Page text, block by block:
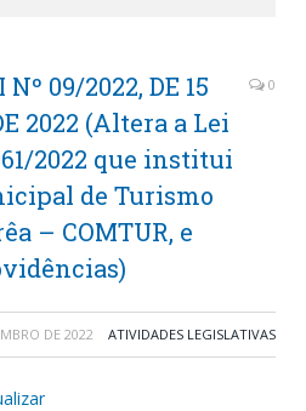
Nº 09/2022, DE 15
2022 (Altera a Lei
2022 que institui
de Turismo
– COMTUR, e
0
DE 2022 ATIVIDADES LEGISLATIVAS